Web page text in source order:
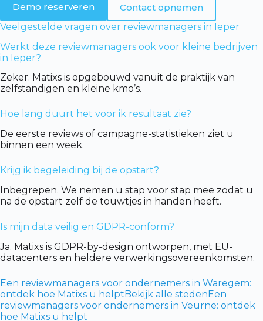
Demo reserveren
Contact opnemen
Veelgestelde vragen over reviewmanagers in Ieper
Werkt deze reviewmanagers ook voor kleine bedrijven
in Ieper?
Zeker. Matixs is opgebouwd vanuit de praktijk van
zelfstandigen en kleine kmo’s.
Hoe lang duurt het voor ik resultaat zie?
De eerste reviews of campagne-statistieken ziet u
binnen een week.
Krijg ik begeleiding bij de opstart?
Inbegrepen. We nemen u stap voor stap mee zodat u
na de opstart zelf de touwtjes in handen heeft.
Is mijn data veilig en GDPR-conform?
Ja. Matixs is GDPR-by-design ontworpen, met EU-
datacenters en heldere verwerkingsovereenkomsten.
Een reviewmanagers voor ondernemers in Waregem:
ontdek hoe Matixs u helptBekijk alle stedenEen
reviewmanagers voor ondernemers in Veurne: ontdek
hoe Matixs u helpt